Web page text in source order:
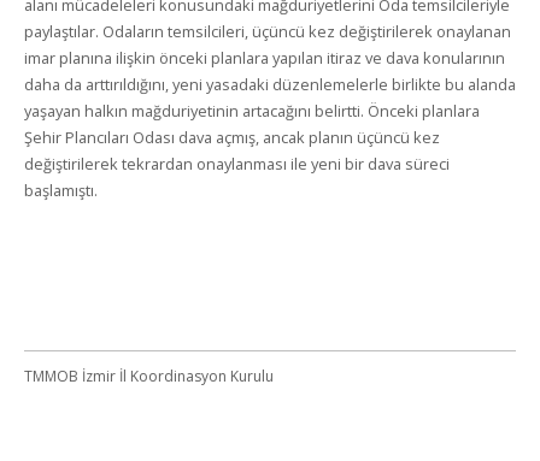
alanı mücadeleleri konusundaki mağduriyetlerini Oda temsilcileriyle
paylaştılar. Odaların temsilcileri, üçüncü kez değiştirilerek onaylanan
imar planına ilişkin önceki planlara yapılan itiraz ve dava konularının
daha da arttırıldığını, yeni yasadaki düzenlemelerle birlikte bu alanda
yaşayan halkın mağduriyetinin artacağını belirtti. Önceki planlara
Şehir Plancıları Odası dava açmış, ancak planın üçüncü kez
değiştirilerek tekrardan onaylanması ile yeni bir dava süreci
başlamıştı.
TMMOB İzmir İl Koordinasyon Kurulu